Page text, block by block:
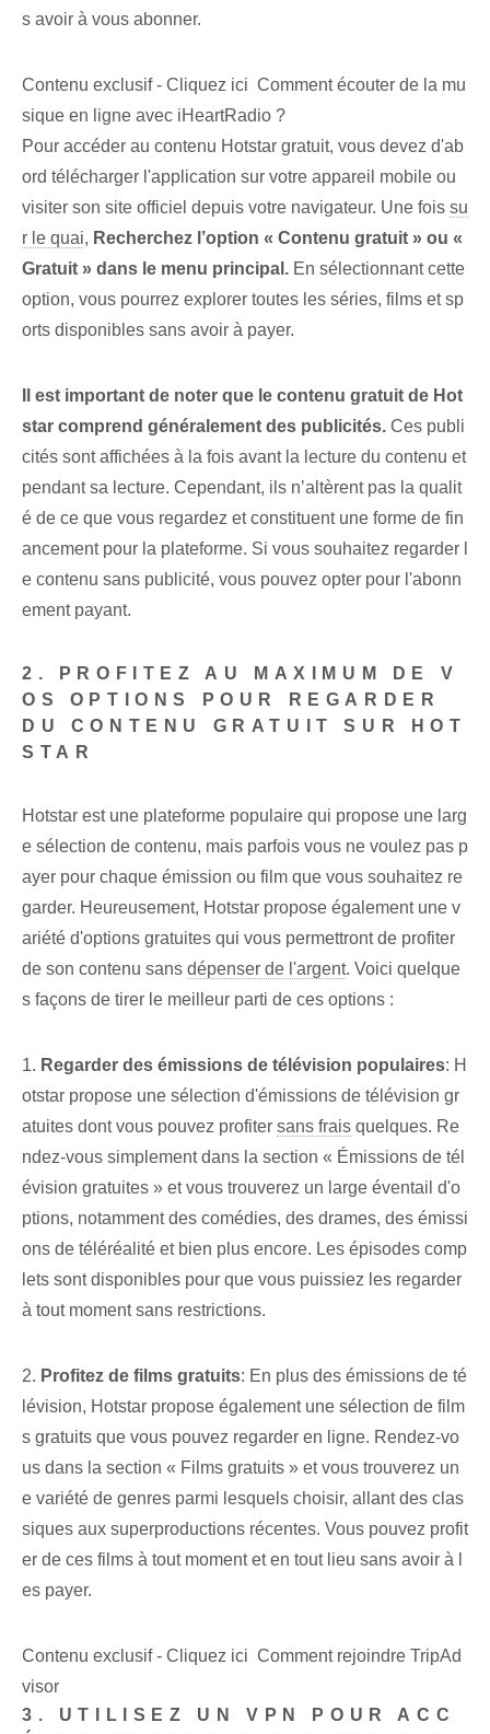
s avoir à vous abonner.
Contenu exclusif - Cliquez ici Comment écouter de la mu
sique en ligne avec iHeartRadio ?
Pour accéder au contenu Hotstar gratuit, vous devez d'ab
ord télécharger l'application sur votre appareil mobile ou
visiter son site officiel depuis votre navigateur. Une fois su
r le quai, Recherchez l’option « Contenu gratuit » ou «
Gratuit » dans le menu principal. En sélectionnant cette
option, vous pourrez explorer toutes les séries, films et sp
orts disponibles sans avoir à payer.
Il est important de noter que le contenu gratuit de Hot
star‌ comprend généralement des publicités. Ces publi
cités sont affichées à la fois avant la lecture du contenu et
pendant sa lecture. Cependant, ils n’altèrent pas la qualit
é de ce que vous regardez et constituent une forme de fin
ancement pour la plateforme. Si vous souhaitez regarder l
e contenu sans publicité, vous pouvez opter pour l'abonn
ement payant.
2. PROFITEZ AU MAXIMUM DE V
OS OPTIONS POUR REGARDER
DU CONTENU GRATUIT SUR HOT
STAR
Hotstar est une plateforme populaire qui propose une larg
e sélection de contenu, mais parfois vous ne voulez pas p
ayer pour chaque émission ou film que vous souhaitez re
garder. Heureusement, Hotstar propose également une v
ariété d'options gratuites qui vous permettront de profiter
de son contenu sans dépenser de l'argent. ⁢Voici quelque
s​ façons de tirer le meilleur parti de ces options :
1. Regarder des émissions de télévision populaires: H
otstar ⁤propose une sélection d'émissions de télévision gr
atuites dont vous ⁤pouvez profiter sans frais quelques. Re
ndez-vous simplement dans la section « Émissions de tél
évision gratuites » et vous trouverez un large éventail d'o
ptions, notamment des comédies, des drames, des émissi
ons de téléréalité et bien plus encore. Les épisodes comp
lets sont disponibles pour que vous puissiez les regarder
à tout moment sans restrictions.
2. Profitez de films gratuits: ‌En plus des émissions de té
lévision, Hotstar propose également une sélection de film
s gratuits ⁤que vous pouvez regarder en ligne. Rendez-vo
us dans la section « Films gratuits » et vous trouverez un
e variété de genres parmi lesquels choisir, allant des clas
siques aux superproductions récentes. Vous pouvez profit
er de ces films à tout moment et en tout lieu sans avoir à l
es payer.
Contenu exclusif - Cliquez ici Comment rejoindre TripAd
visor
3. UTILISEZ UN VPN POUR ACC